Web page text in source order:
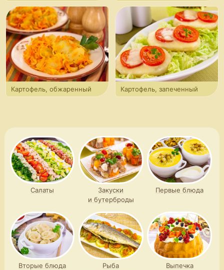
с сыром
с болгарским перцем
Картофель, обжаренный
Картофель, запеченный
Салаты
Закуски
и бутерброды
Первые блюда
Вторые блюда
Рыба
Выпечка